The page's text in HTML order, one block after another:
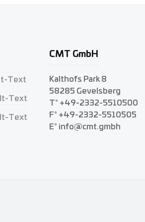
CMT GmbH
Kalthofs Park 8
58285 Gevelsberg
T° +49-2332-5510500
F° +49-2332-5510505
E° info@cmt.gmbh